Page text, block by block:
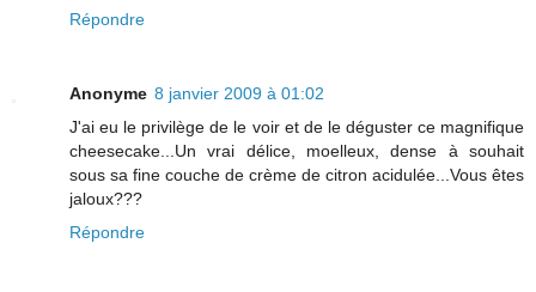
Répondre
Anonyme 8 janvier 2009 à 01:02
J'ai eu le privilège de le voir et de le déguster ce magnifique
cheesecake...Un vrai délice, moelleux, dense à souhait
sous sa fine couche de crème de citron acidulée...Vous êtes
jaloux???
Répondre